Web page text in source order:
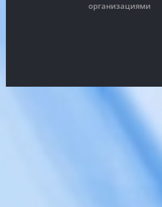
организациями